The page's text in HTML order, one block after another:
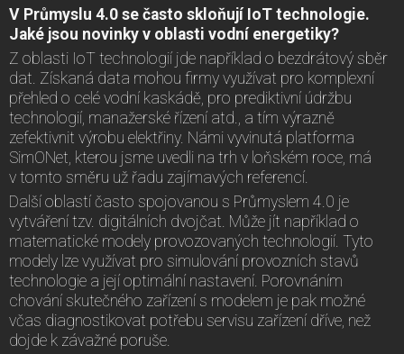
V Průmyslu 4.0 se často skloňují IoT technologie.
Jaké jsou novinky v oblasti vodní energetiky?
Z oblasti IoT technologií jde například o bezdrátový sběr
dat. Získaná data mohou firmy využívat pro komplexní
přehled o celé vodní kaskádě, pro prediktivní údržbu
technologií, manažerské řízení atd., a tím výrazně
zefektivnit výrobu elektřiny. Námi vyvinutá platforma
SimONet, kterou jsme uvedli na trh v loňském roce, má
v tomto směru už řadu zajímavých referencí.
Další oblastí často spojovanou s Průmyslem 4.0 je
vytváření tzv. digitálních dvojčat. Může jít například o
matematické modely provozovaných technologií. Tyto
modely lze využívat pro simulování provozních stavů
technologie a její optimální nastavení. Porovnáním
chování skutečného zařízení s modelem je pak možné
včas diagnostikovat potřebu servisu zařízení dříve, než
dojde k závažné poruše.